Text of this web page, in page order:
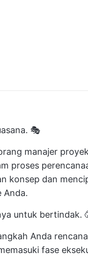
🎭
manajer
proses
konsep dan
Anda.
untuk bertindak.
Anda
fase